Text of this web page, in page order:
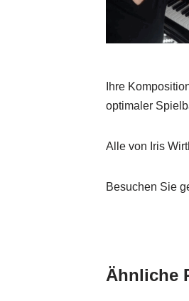
Ihre
optimaler
Alle von Iris
Besuchen Sie
Ähnliche